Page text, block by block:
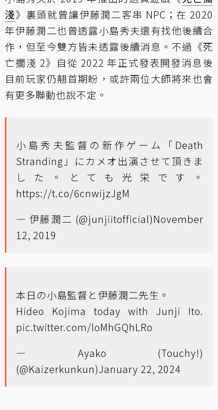
淺》裏頭就曾讓伊藤潤二客串 NPC；在 2020
年伊藤潤二也曾透露小島秀夫還有找他後續合
作，但至今雙方皆未透露後續消息。不過《死
亡擱淺 2》自從 2022 年正式發表開發消息後
目前玩家仍翹首期盼，或許兩位大師將來也會
有更多聯動也說不定。
小島秀夫監督の新作ゲーム「Death
Stranding」にカメオ出演させて頂きま
した。とても光栄です。
https://t.co/6cnwijzJgM
— 伊藤潤二 (@junjiitofficial)November
12, 2019
本日の小島監督と伊藤潤二先生。
Hideo Kojima today with Junji Ito.
pic.twitter.com/loMhGQhLRo
— Ayako (Touchy!)
(@Kaizerkunkun)January 22, 2024